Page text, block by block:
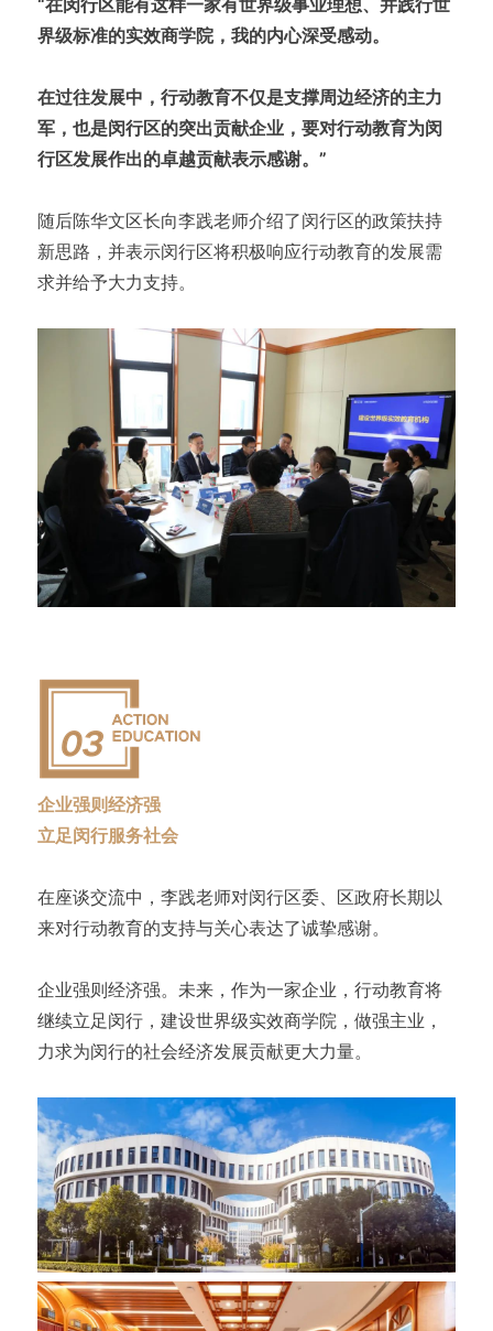
界级标准的实效商学院，我的内心深受感动。
在过往发展中，行动教育不仅是支撑周边经济的主力
军，也是闵行区的突出贡献企业，要对行动教育为闵
行区发展作出的卓越贡献表示感谢。”
随后陈华文区长向李践老师介绍了闵行区的政策扶持
新思路，并表示闵行区将积极响应行动教育的发展需
求并给予大力支持。
企业强则经济强
立足闵行服务社会
在座谈交流中，李践老师对闵行区委、区政府长期以
来对行动教育的支持与关心表达了诚挚感谢。
企业强则经济强。未来，作为一家企业，行动教育将
继续立足闵行，建设世界级实效商学院，做强主业，
力求为闵行的社会经济发展贡献更大力量。